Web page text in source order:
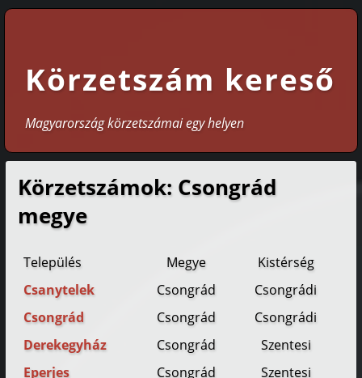
Körzetszám kereső
Magyarország körzetszámai egy helyen
Körzetszámok: Csongrád
megye
Település Megye Kistérség
Csanytelek
Csongrád
Csongrádi
Csongrád
Csongrád
Csongrádi
Derekegyház
Csongrád
Szentesi
Eperjes
Csongrád
Szentesi